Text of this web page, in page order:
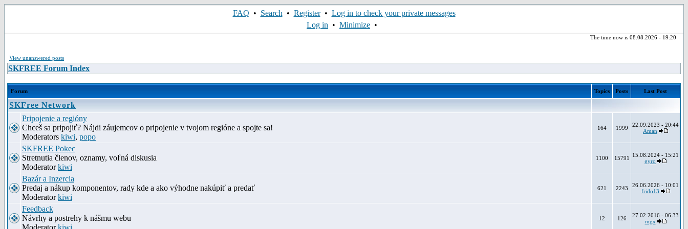
FAQ • Search • Register• Log in to check your private messages
Log in • Minimize •
The time now is 08.08.2026 - 19:20
View unanswered posts
SKFREE Forum Index
Forum Topics Posts Last Post
SKFree Network
Pripojenie a regióny
Chceš sa pripojiť? Nájdi záujemcov o pripojenie v tvojom regióne a spojte sa!
Moderators kiwi, popo
164 1999
22.09.2023 - 20:44
Aman
SKFREE Pokec
Stretnutia členov, oznamy, voľná diskusia
Moderatorkiwi
1100 15791
15.08.2024 - 15:21
gyro
Bazár a Inzercia
Predaj a nákup komponentov, rady kde a ako výhodne nakúpiť a predať
Moderatorkiwi
621 2243
26.06.2026 - 10:01
frido13
Feedback
Návrhy a postrehy k nášmu webu
Moderatorkiwi
12 126
27.02.2016 - 06:33
mgx